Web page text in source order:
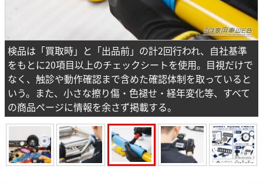
検品は「買取時」と「出品前」の計2回行われ、自社基準
をもとに20項目以上のチェックシートを使用。目視だけで
なく、触診や動作確認まで含めた確認体制を取っていると
いう。また、小さな擦り傷・色褪せ・経年変化等、すべて
の商品ページに情報を余さず掲載する。